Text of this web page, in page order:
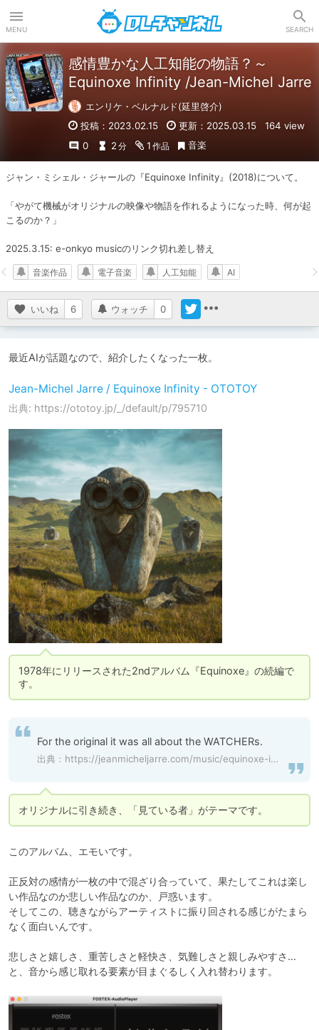
MENU SEARCH
感情豊かな人工知能の物語？～
Equinoxe Infinity /Jean-Michel Jarre
エンリケ・ベルナルド(延里啓介)
投稿：2023.02.15
更新：2025.03.15
164 view
0
2 分 1 作品 音楽
ジャン・ミシェル・ジャールの『Equinoxe Infinity』(2018)について。
「やがて機械がオリジナルの映像や物語を作れるようになった時、何が起
こるのか？」
2025.3.15: e-onkyo musicのリンク切れ差し替え
いいね 6 ウォッチ 0
音楽作品 電子音楽 人工知能 AI
最近AIが話題なので、紹介したくなった一枚。
Jean-Michel Jarre / Equinoxe Infinity - OTOTOY
出典: https://ototoy.jp/_/default/p/795710
1978年にリリースされた2ndアルバム『Equinoxe』の続編で
す。
For the original it was all about the WATCHERs.
出典： https://jeanmicheljarre.com/music/equinoxe-infinity
オリジナルに引き続き、「見ている者」がテーマです。
このアルバム、エモいです。
正反対の感情が一枚の中で混ざり合っていて、果たしてこれは楽し
い作品なのか悲しい作品なのか、戸惑います。
そしてこの、聴きながらアーティストに振り回される感じがたまら
なく面白いんです。
悲しさと嬉しさ、重苦しさと軽快さ、気難しさと親しみやすさ…
と、音から感じ取れる要素が目まぐるしく入れ替わります。